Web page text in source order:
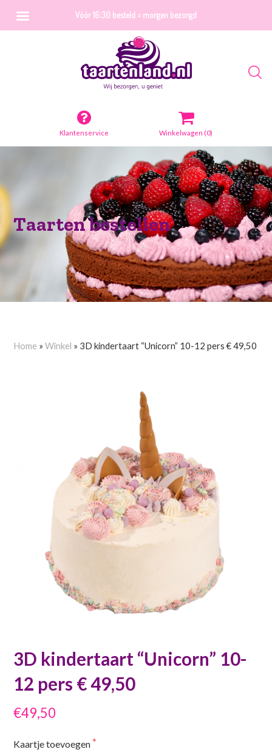
Klantenservice Winkelwagen (0)
Taarten bestellen
Home »Winkel » 3D kindertaart “Unicorn” 10-12 pers € 49,50
3D kindertaart “Unicorn” 10-
12 pers € 49,50
€49,50
Kaartje toevoegen
Vóór 16:30 besteld = morgen bezorgd